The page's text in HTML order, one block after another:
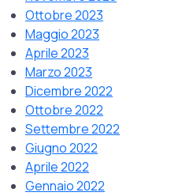
Ottobre 2023
Maggio 2023
Aprile 2023
Marzo 2023
Dicembre 2022
Ottobre 2022
Settembre 2022
Giugno 2022
Aprile 2022
Gennaio 2022